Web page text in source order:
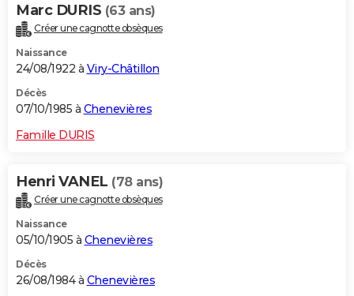
Marc DURIS (63 ans)
Créer une cagnotte obsèques
Naissance
24/08/1922 à Viry-Châtillon
Décès
07/10/1985 à Chenevières
Famille DURIS
Henri VANEL (78 ans)
Créer une cagnotte obsèques
Naissance
05/10/1905 à Chenevières
Décès
26/08/1984 à Chenevières